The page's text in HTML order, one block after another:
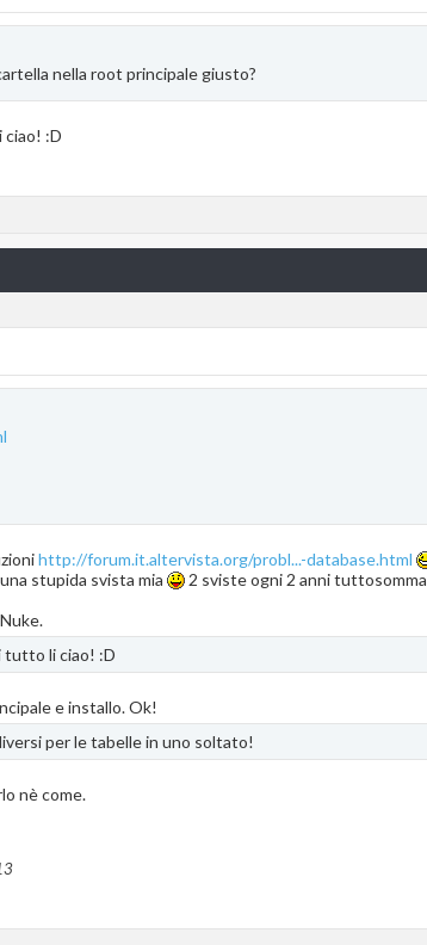
nella root principale giusto?
ciao! :D
http://forum.it.altervista.org/probl...-database.html
stupida svista mia 2 sviste ogni 2 anni
tutto li ciao! :D
e installo. Ok!
per le tabelle in uno soltato!
nè come.